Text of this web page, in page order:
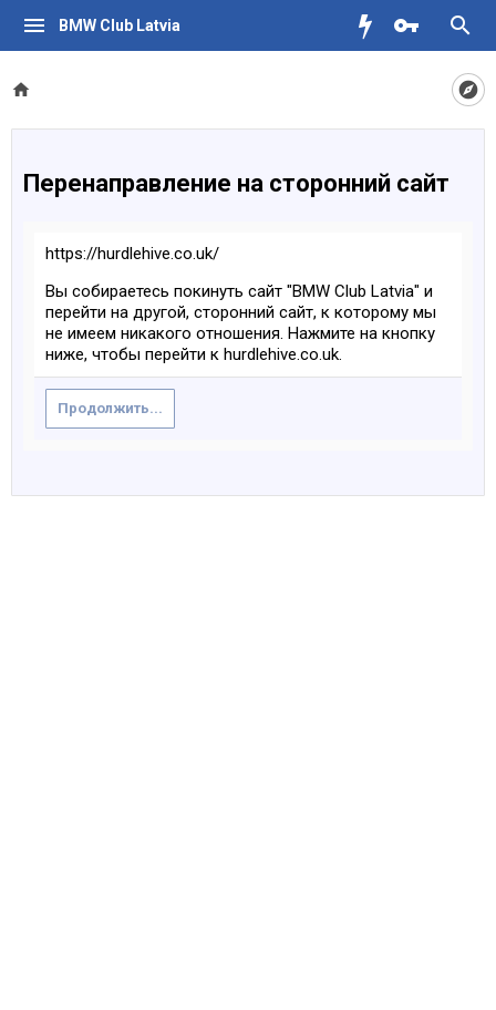
BMW Club Latvia
Перенаправление на сторонний сайт
https://hurdlehive.co.uk/
Вы собираетесь покинуть сайт "BMW Club Latvia" и
перейти на другой, сторонний сайт, к которому мы
не имеем никакого отношения. Нажмите на кнопку
ниже, чтобы перейти к hurdlehive.co.uk.
Продолжить...